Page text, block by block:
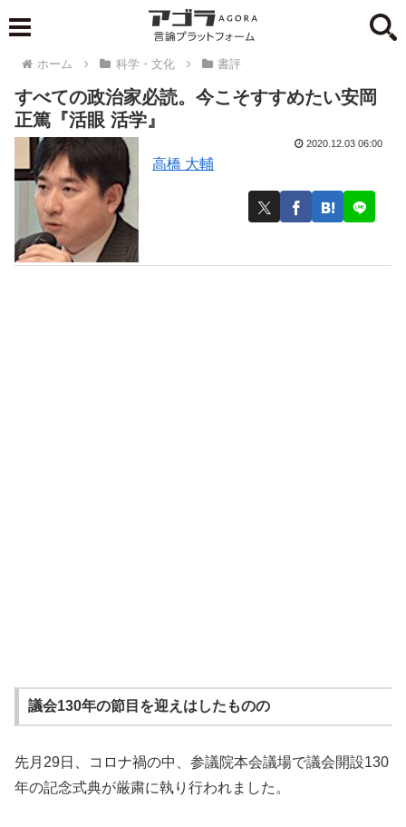
ホーム 科学・文化 書評
すべての政治家必読。今こそすすめたい安岡
正篤『活眼 活学』
高橋 大輔
2020.12.03 06:00
議会130年の節目を迎えはしたものの
先月29日、コロナ禍の中、参議院本会議場で議会開設130
年の記念式典が厳粛に執り行われました。